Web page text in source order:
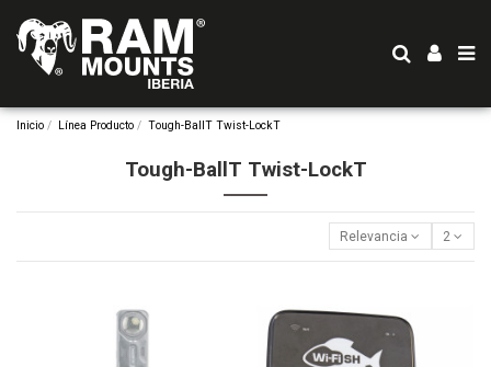
Inicio Línea Producto Tough-BallT Twist-LockT
Tough-BallT Twist-LockT
Relevancia 2